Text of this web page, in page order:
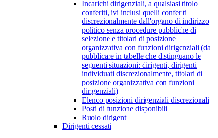
Incarichi dirigenziali, a qualsiasi titolo
conferiti, ivi inclusi quelli conferiti
discrezionalmente dall'organo di indirizzo
politico senza procedure pubbliche di
selezione e titolari di posizione
organizzativa con funzioni dirigenziali (da
pubblicare in tabelle che distinguano le
seguenti situazioni: dirigenti, dirigenti
individuati discrezionalmente, titolari di
posizione organizzativa con funzioni
dirigenziali)
Elenco posizioni dirigenziali discrezionali
Posti di funzione disponibili
Ruolo dirigenti
Dirigenti cessati